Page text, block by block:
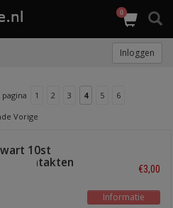
0
Inloggen
1 2 3 4 5
6
Vorige
10st
kontakten
€3,00
Informatie